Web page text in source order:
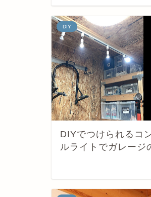
DIY
DIYでつけられるコ
ルライトでガレージ